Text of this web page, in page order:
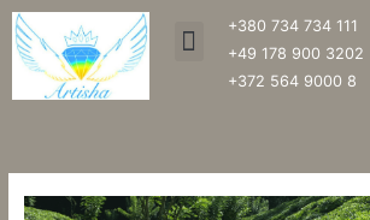
Перейти
содержимому
Menu
+380 734 734 111
+49 178 900 3202
+372 564 9000 8